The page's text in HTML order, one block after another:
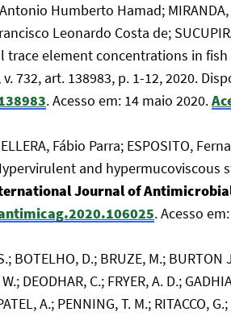
Humberto Hamad; MIRANDA,
Leonardo Costa de;
trace element concentrations in
732, art. 138983, p. 1-12, 2020.
. Acesso em: 14 maio 2020.
Fábio Parra; ESPOSITO,
and
Journal of
. Acesso
BOTELHO, D.; BRUZE, M.;
DEODHAR, C.; FRYER, A. D.;
A.; PENNING, T. M.; RITACCO,